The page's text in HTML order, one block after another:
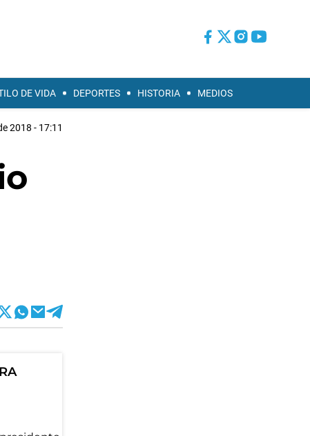
DE VIDA DEPORTES HISTORIA MEDIOS
2018 - 17:11